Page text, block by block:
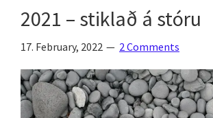
2021 – stiklað á stóru
17. February, 2022 2 Comments